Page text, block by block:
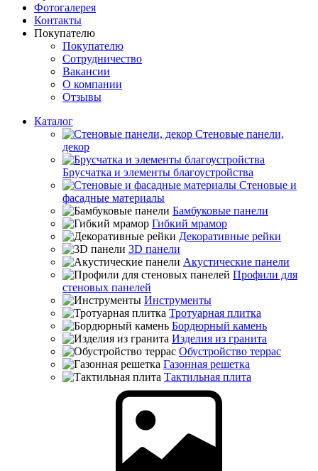
Фотогалерея
Контакты
Покупателю
Покупателю
Сотрудничество
Вакансии
О компании
Отзывы
Каталог
Стеновые панели,
декор
Брусчатка и элементы благоустройства
Стеновые и
фасадные материалы
Бамбуковые панели
Гибкий мрамор
Декоративные рейки
3D панели
Акустические панели
Профили для
стеновых панелей
Инструменты
Тротуарная плитка
Бордюрный камень
Изделия из гранита
Обустройство террас
Газонная решетка
Тактильная плита